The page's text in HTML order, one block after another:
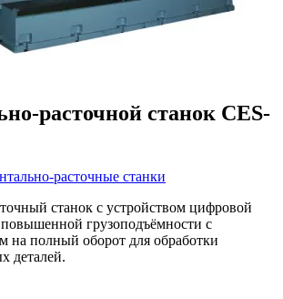
расточной станок CES-
расточные станки
станок с устройством цифровой
грузоподъёмности с
на полный оборот для обработки
деталей.